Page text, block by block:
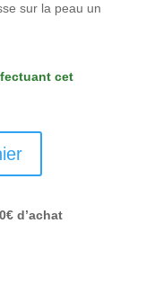
sur la peau un
cet
d’achat